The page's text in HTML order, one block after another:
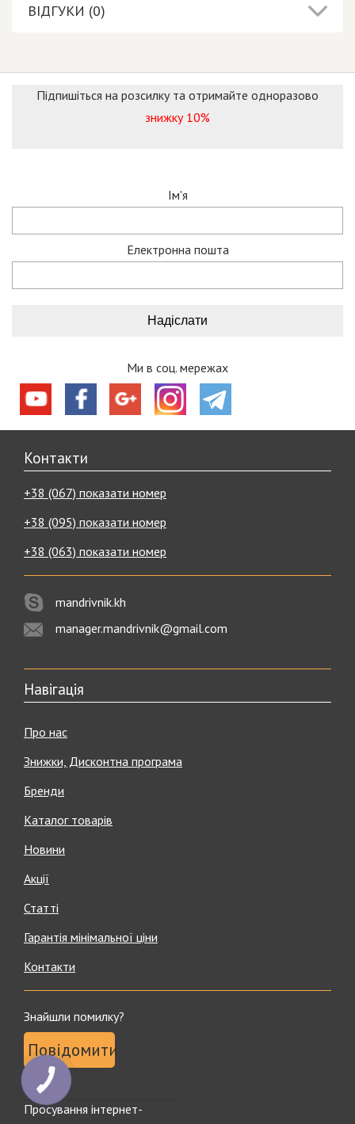
ВІДГУКИ (0)
Підпишіться на розсилку та отримайте одноразово
знижку 10%
Ім'я
Електронна пошта
Ми в соц. мережах
Контакти
+38 (067) показати номер
+38 (095) показати номер
+38 (063) показати номер
mandrivnik.kh
manager.mandrivnik@gmail.com
Навігація
Про нас
Знижки, Дисконтна програма
Бренди
Каталог товарів
Новини
Акції
Статті
Гарантія мінімальної ціни
Контакти
Знайшли помилку?
Повідомити
Просування інтернет-